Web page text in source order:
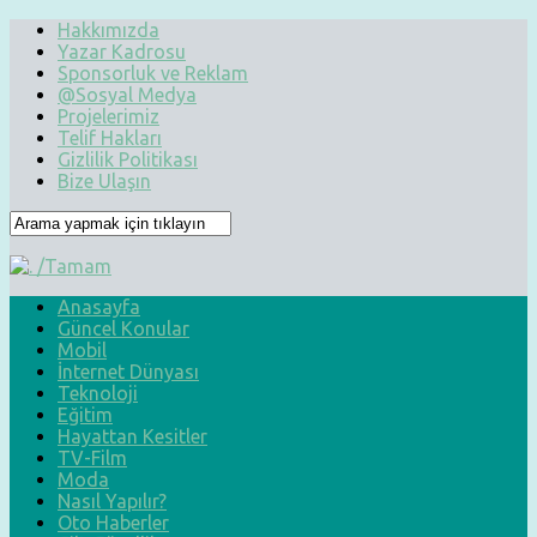
Hakkımızda
Yazar Kadrosu
Sponsorluk ve Reklam
@Sosyal Medya
Projelerimiz
Telif Hakları
Gizlilik Politikası
Bize Ulaşın
Anasayfa
Güncel Konular
Mobil
İnternet Dünyası
Teknoloji
Eğitim
Hayattan Kesitler
TV-Film
Moda
Nasıl Yapılır?
Oto Haberler